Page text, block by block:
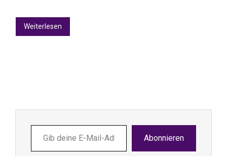
Weiterlesen
deine
E-
Abonnieren